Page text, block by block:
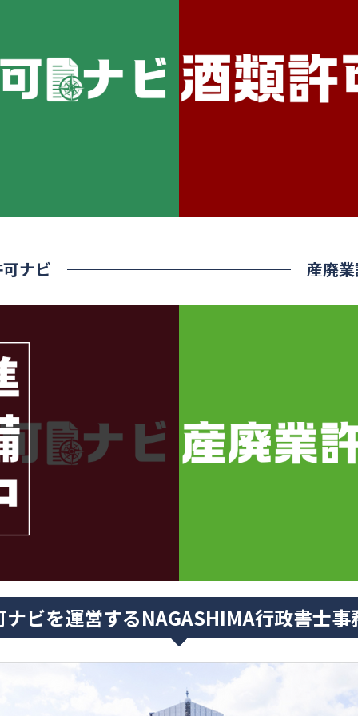
ナビ 産廃
ナビを運営するNAGASHIMA行政書士事